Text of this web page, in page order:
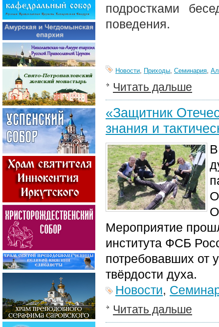
подростками
поведения.
Новости, Приходы, Семинария,
Читать дальше
«Защитник
знания и
Мероприятие
института ФСБ
потребовавших от
твёрдости духа.
Новости,
Читать дальше